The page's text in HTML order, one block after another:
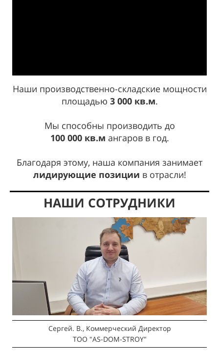
Наши производственно-складские мощности
площадью 3 000 кв.м.
Мы способны производить до
100 000 кв.м ангаров в год.
Благодаря этому, наша компания занимает
лидирующие позиции в отрасли!
НАШИ СОТРУДНИКИ
Сергей. В., Коммерческий Директор
ТОО "AS-DOM-STROY"